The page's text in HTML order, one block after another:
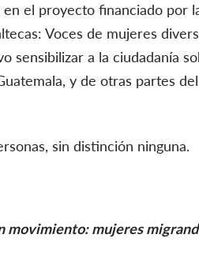
el proyecto financiado por
Voces de mujeres
sensibilizar a la ciudadanía
y de otras partes
sin distinción ninguna.
movimiento: mujeres